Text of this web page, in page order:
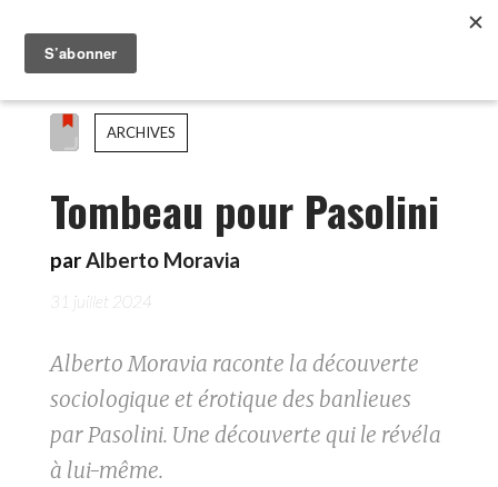
ARCHIVES
Tombeau pour Pasolini
parAlberto Moravia
31 juillet 2024
Alberto Moravia raconte la découverte
sociologique et érotique des banlieues
par Pasolini. Une découverte qui le révéla
à lui-même.